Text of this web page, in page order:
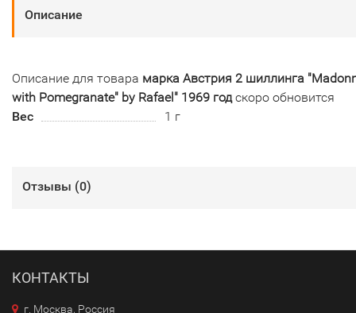
Описание
Описание для товара марка Австрия 2 шиллинга
with Pomegranate" by Rafael" 1969 годскоро обновится
Вес
1 г
Отзывы (0)
КОНТАКТЫ
г. Москва, Россия